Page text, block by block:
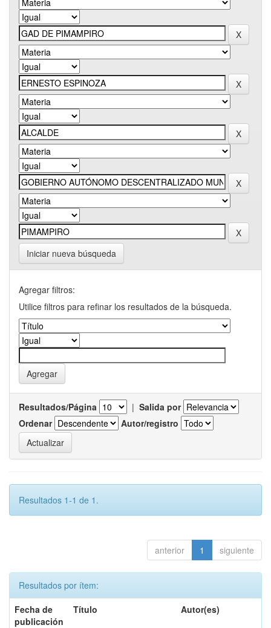
Iniciar nueva búsqueda
Agregar filtros:
Utilice filtros para refinar los resultados de la búsqueda.
Resultados/Página | Salida por
Ordenar
Autor/registro
Resultados 1-1 de 1.
anterior 1 siguiente
Resultados por ítem:
Fecha de
publicación
Título Autor(es)